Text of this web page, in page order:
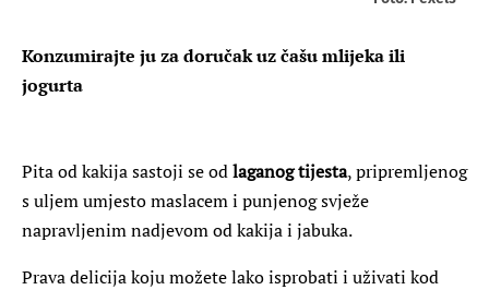
Konzumirajte ju za doručak uz čašu mlijeka ili
jogurta
Pita od kakija sastoji se odlaganog tijesta, pripremljenog
s uljem umjesto maslacem i punjenog svježe
napravljenim nadjevom od kakija i jabuka.
Prava delicija koju možete lako isprobati i uživati ​​kod